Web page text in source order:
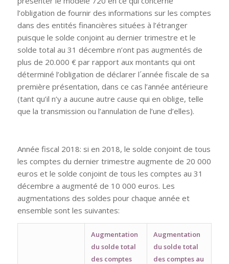
l’obligation de fournir des informations sur les comptes
dans des entités financières situées à l’étranger
puisque le solde conjoint au dernier trimestre et le
solde total au 31 décembre n’ont pas augmentés de
plus de 20.000 € par rapport aux montants qui ont
déterminé l’obligation de déclarer l´année fiscale de sa
première présentation, dans ce cas l’année antérieure
(tant qu’il n’y a aucune autre cause qui en oblige, telle
que la transmission ou l’annulation de l’une d’elles).
Année fiscal 2018: si en 2018, le solde conjoint de tous
les comptes du dernier trimestre augmente de 20 000
euros et le solde conjoint de tous les comptes au 31
décembre a augmenté de 10 000 euros. Les
augmentations des soldes pour chaque année et
ensemble sont les suivantes:
Augmentation
du solde total
des comptes
Augmentation
du solde total
des comptes au